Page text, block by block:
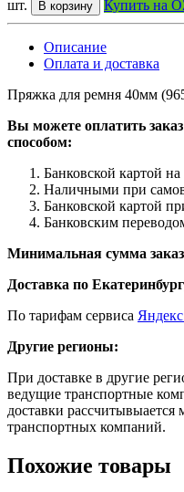
шт. В корзину Купить на
Описание
Оплата и доставка
Пряжка для ремня 40мм
Вы можете оплатить
способом:
Банковской картой на
Наличными при
Банковской картой
Банковским
Минимальная сумма
Доставка по
По тарифам сервиса
Другие регионы:
При доставке в другие
ведущие транспортные
доставки
транспортных компаний.
Похожие товары